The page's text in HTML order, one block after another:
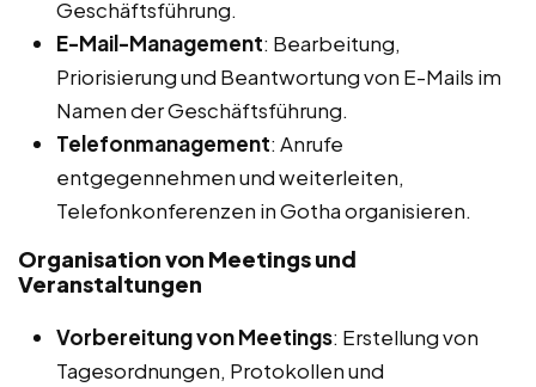
Geschäftsführung.
E-Mail-Management: Bearbeitung,
Priorisierung und Beantwortung von E-Mails im
Namen der Geschäftsführung.
Telefonmanagement: Anrufe
entgegennehmen und weiterleiten,
Telefonkonferenzen in Gotha organisieren.
Organisation von Meetings und
Veranstaltungen
Vorbereitung von Meetings: Erstellung von
Tagesordnungen, Protokollen und